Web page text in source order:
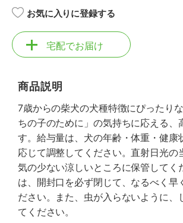
お気に入りに登録する
宅配でお届け
商品説明
7歳からの柴犬の犬種特徴にぴったり
ちの子のために」の気持ちに応える、
す。給与量は、犬の年齢・体重・健康
応じて調整してください。直射日光の
気の少ない涼しいところに保管してく
は、開封口を必ず閉じて、なるべく早
ださい。また、虫が入らないように、
てください。